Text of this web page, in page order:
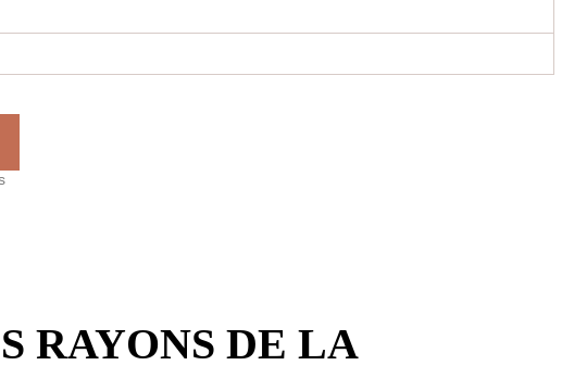
RAYONS DE LA